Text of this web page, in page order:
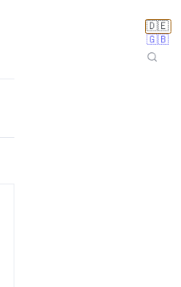
🇩🇪
🇬🇧